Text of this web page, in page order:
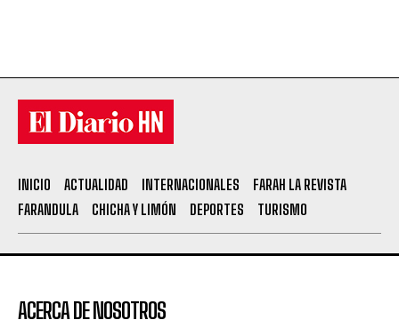
INICIO ACTUALIDAD INTERNACIONALES
FARAH LA REVISTA
FARANDULA
CHICHA Y LIMÓN DEPORTES TURISMO
ACERCA DE NOSOTROS